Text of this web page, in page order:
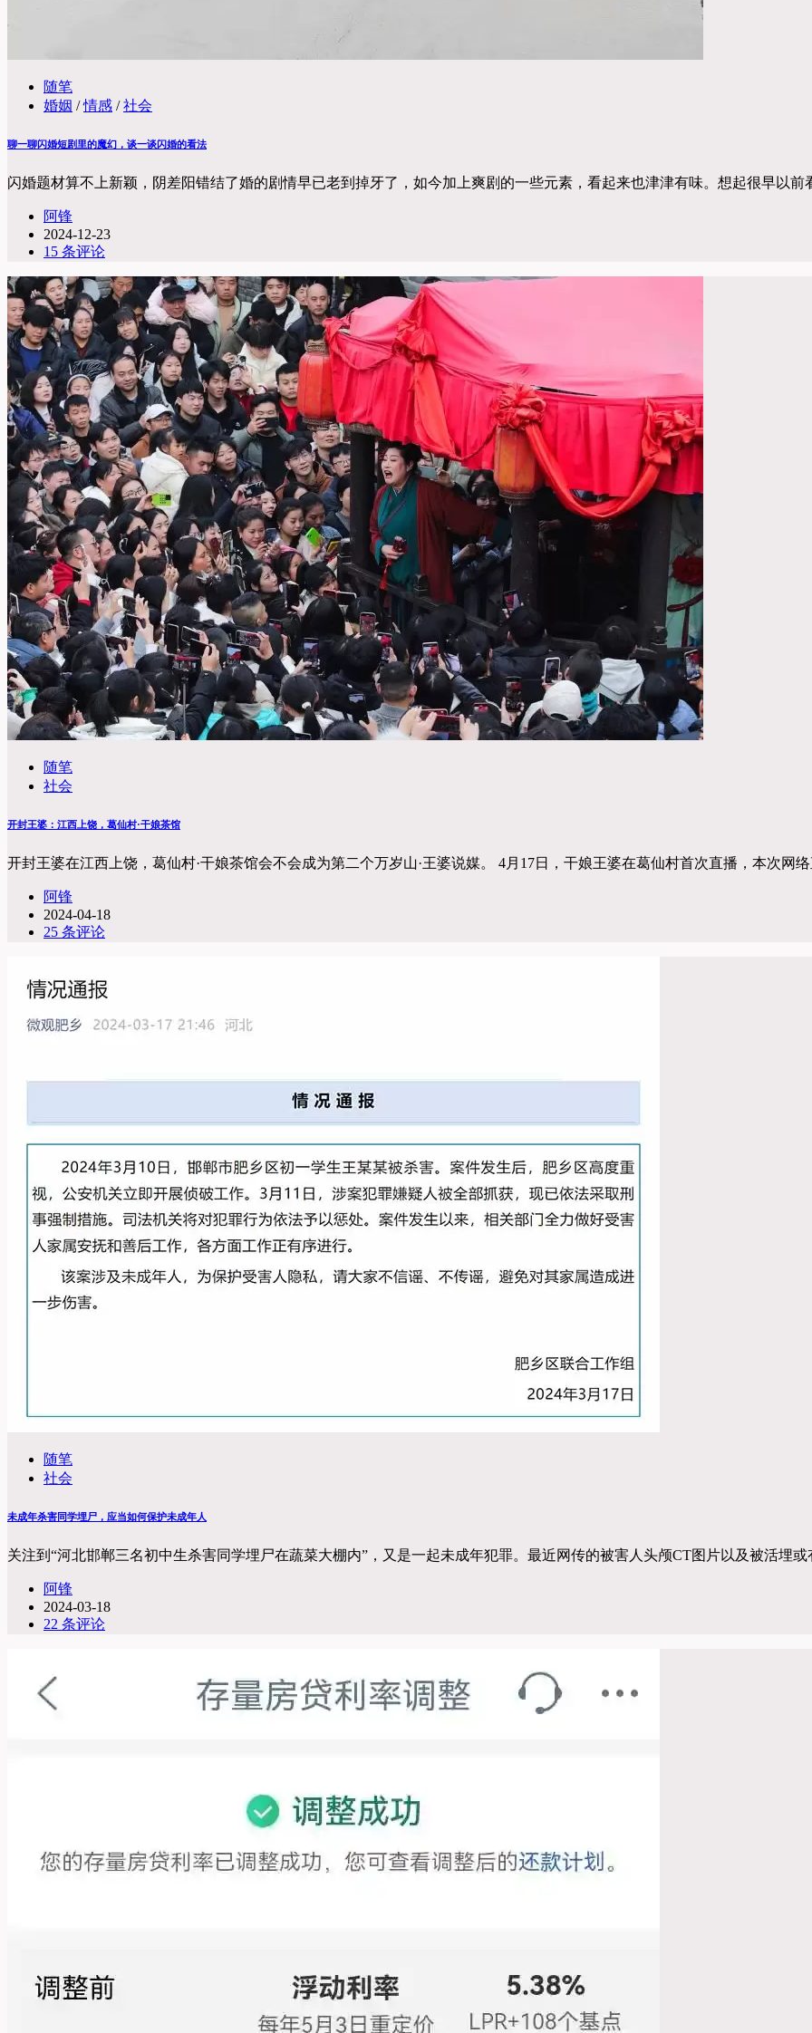
随笔
婚姻 /情感 /社会
聊一聊闪婚短剧里的魔幻，谈一谈闪婚的看法
闪婚题材算不上新颖，阴差阳错结了婚的剧情早已老到掉牙了，如今加上爽剧的一些元素，看起来也津津有味。想起很早以
阿锋
2024-12-23
15 条评论
随笔
社会
开封王婆：江西上饶，葛仙村·干娘茶馆
开封王婆在江西上饶，葛仙村·干娘茶馆会不会成为第二个万岁山·王婆说媒。 4月17日，干娘王婆在葛仙村首次直播，本次网
阿锋
2024-04-18
25 条评论
随笔
社会
未成年杀害同学埋尸，应当如何保护未成年人
关注到“河北邯郸三名初中生杀害同学埋尸在蔬菜大棚内”，又是一起未成年犯罪。最近网传的被害人头颅CT图片以及被活埋
阿锋
2024-03-18
22 条评论